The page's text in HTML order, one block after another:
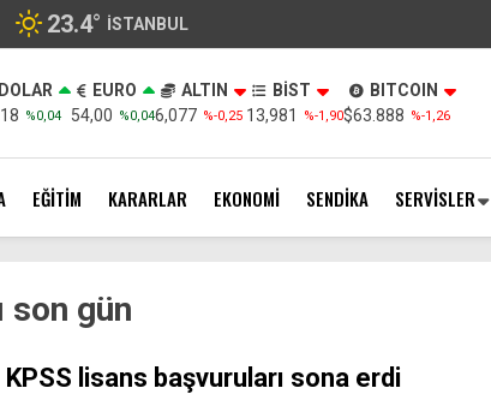
23.4° İSTANBUL
DOLAR
%0,04
EURO
54,00 %0,04
ALTIN
6,077 %-0,25
BİST
13,981
%-1,90
BITCOIN
$63.888 %-1,26
EĞİTİM KARARLAR EKONOMİ SENDİKA SERVİSLER
son gün
KPSS lisans başvuruları sona erdi